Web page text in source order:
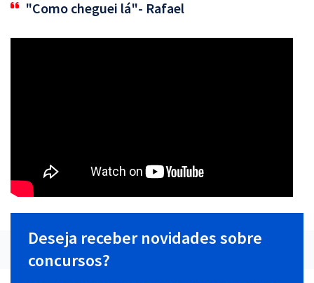
"Como cheguei lá"- Rafael
Deseja receber novidades sobre
concursos?